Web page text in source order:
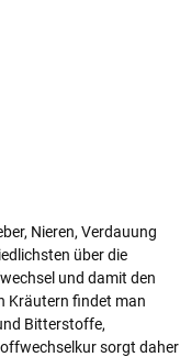
Nieren, Verdauung
über die
und damit den
Kräutern findet man
Bitterstoffe,
sorgt daher